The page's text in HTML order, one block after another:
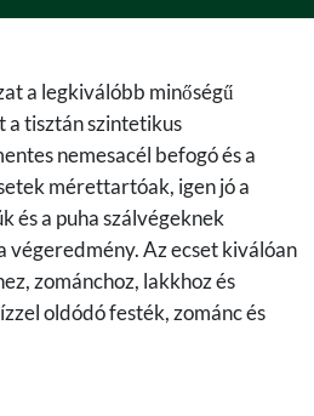
a legkiválóbb minőségű
a tisztán szintetikus
nemesacél befogó és a
mérettartóak, igen jó a
és a puha szálvégeknek
végeredmény. Az ecset kiválóan
zománchoz, lakkhoz és
oldódó festék, zománc és